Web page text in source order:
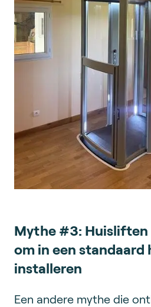
Mythe #3:
om in een standaard
installeren
Een andere mythe die